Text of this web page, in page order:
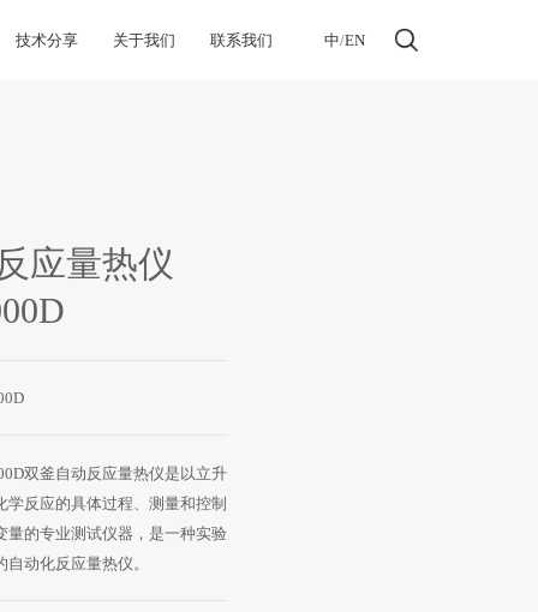
技术分享 关于我们 联系我们 中/EN
应量热仪
双釜自动反应量热仪是以立升
学反应的具体过程、测量和控制
量的专业测试仪器，是一种实验
自动化反应量热仪。